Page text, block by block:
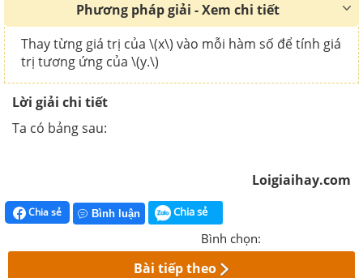
Phương pháp giải - Xem chi tiết
Thay từng giá trị của \(x\) vào mỗi hàm số để tính giá
trị tương ứng của \(y.\)
Lời giải chi tiết
Ta có bảng sau:
Loigiaihay.com
Chia sẻ Bình luận Chia sẻ
Bình chọn:
Bài tiếp theo